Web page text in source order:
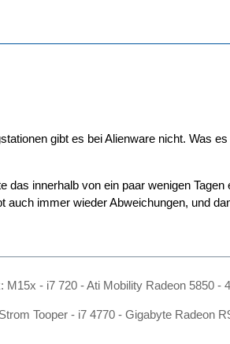
gibt es bei Alienware nicht. Was
das innerhalb von ein paar wenigen
auch immer wieder Abweichungen, und
M15x - i7 720 - Ati Mobility Radeon 5850
Tooper - i7 4770 - Gigabyte Radeon